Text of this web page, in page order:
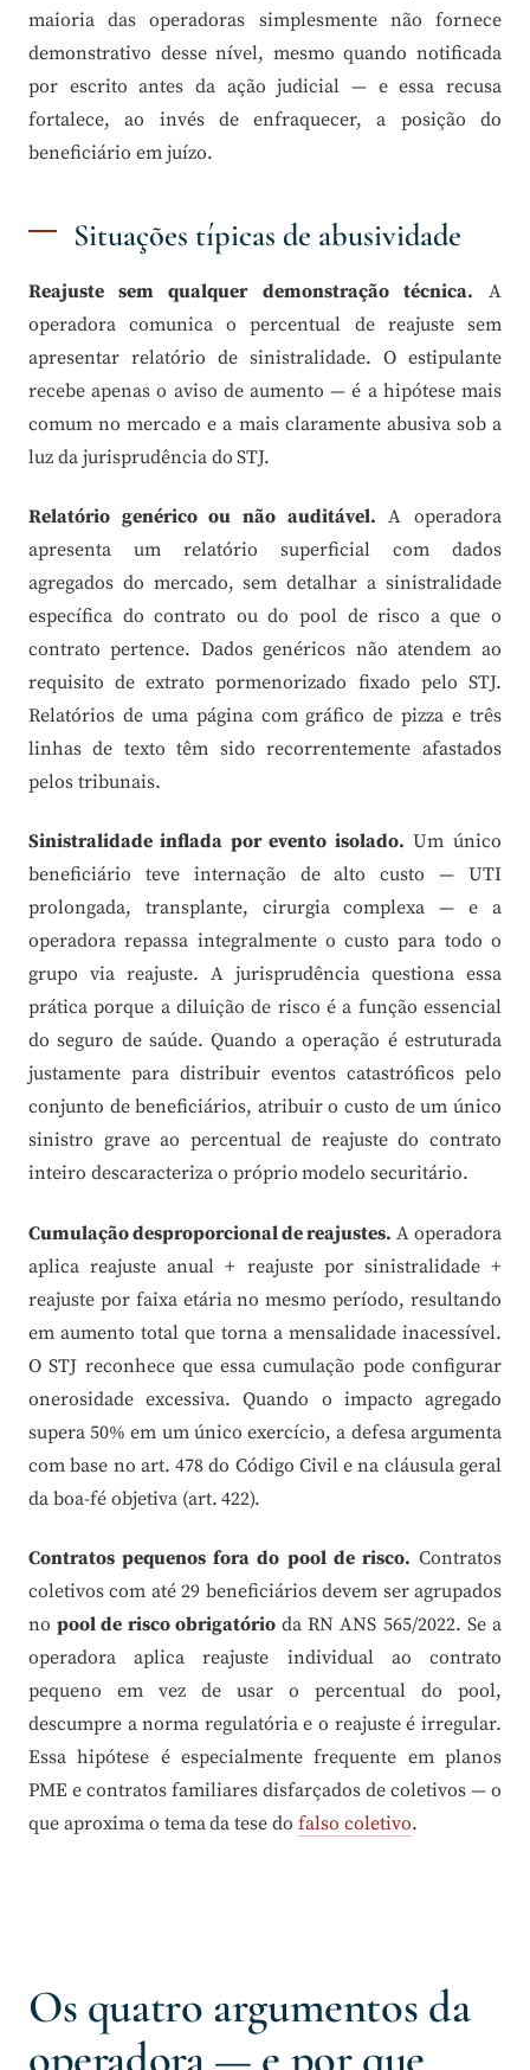
maioria das operadoras simplesmente não fornece
demonstrativo desse nível, mesmo quando notificada
por escrito antes da ação judicial — e essa recusa
fortalece, ao invés de enfraquecer, a posição do
beneficiário em juízo.
Situações típicas de abusividade
Reajuste sem qualquer demonstração técnica. A
operadora comunica o percentual de reajuste sem
apresentar relatório de sinistralidade. O estipulante
recebe apenas o aviso de aumento — é a hipótese mais
comum no mercado e a mais claramente abusiva sob a
luz da jurisprudência do STJ.
Relatório genérico ou não auditável. A operadora
apresenta um relatório superficial com dados
agregados do mercado, sem detalhar a sinistralidade
específica do contrato ou do pool de risco a que o
contrato pertence. Dados genéricos não atendem ao
requisito de extrato pormenorizado fixado pelo STJ.
Relatórios de uma página com gráfico de pizza e três
linhas de texto têm sido recorrentemente afastados
pelos tribunais.
Sinistralidade inflada por evento isolado. Um único
beneficiário teve internação de alto custo — UTI
prolongada, transplante, cirurgia complexa — e a
operadora repassa integralmente o custo para todo o
grupo via reajuste. A jurisprudência questiona essa
prática porque a diluição de risco é a função essencial
do seguro de saúde. Quando a operação é estruturada
justamente para distribuir eventos catastróficos pelo
conjunto de beneficiários, atribuir o custo de um único
sinistro grave ao percentual de reajuste do contrato
inteiro descaracteriza o próprio modelo securitário.
Cumulação desproporcional de reajustes. A operadora
aplica reajuste anual + reajuste por sinistralidade +
reajuste por faixa etária no mesmo período, resultando
em aumento total que torna a mensalidade inacessível.
O STJ reconhece que essa cumulação pode configurar
onerosidade excessiva. Quando o impacto agregado
supera 50% em um único exercício, a defesa argumenta
com base no art. 478 do Código Civil e na cláusula geral
da boa-fé objetiva (art. 422).
Contratos pequenos fora do pool de risco. Contratos
coletivos com até 29 beneficiários devem ser agrupados
nopool de risco obrigatórioda RN ANS 565/2022. Se a
operadora aplica reajuste individual ao contrato
pequeno em vez de usar o percentual do pool,
descumpre a norma regulatória e o reajuste é irregular.
Essa hipótese é especialmente frequente em planos
PME e contratos familiares disfarçados de coletivos — o
que aproxima o tema da tese do falso coletivo.
Os quatro argumentos da
operadora — e por que